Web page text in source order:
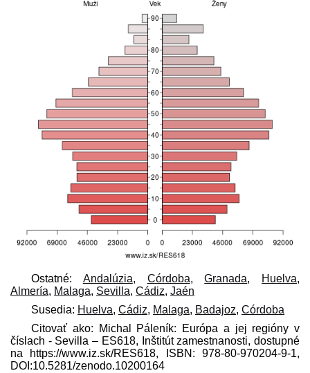
Ostatné: Andalúzia, Córdoba,Granada, Huelva,
Almería, Malaga, Sevilla, Cádiz, Jaén
Susedia: Huelva, Cádiz, Malaga, Badajoz, Córdoba
Citovať ako: Michal Páleník: Európa a jej regióny v
číslach - Sevilla – ES618, Inštitút zamestnanosti, dostupné
na https://www.iz.sk/​RES618, ISBN: 978-80-970204-9-1,
DOI:10.5281/zenodo.10200164